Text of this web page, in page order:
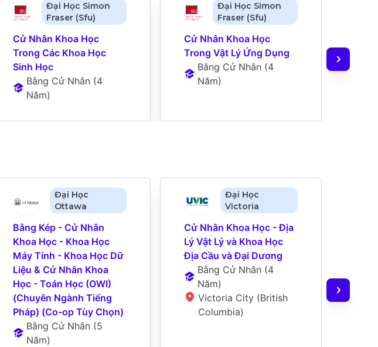
Đại Học Simon
Fraser (Sfu)
Cử Nhân Khoa Học
Trong Các Khoa Học
Sinh Học
Bằng Cử Nhân (4
Năm)
Đại Học Simon
Fraser (Sfu)
Cử Nhân Khoa Học
Trong Vật Lý Ứng Dụng
Bằng Cử Nhân (4
Năm)
Đại Học
Ottawa
Bằng Kép - Cử Nhân
Khoa Học - Khoa Học
Máy Tính - Khoa Học Dữ
Liệu & Cử Nhân Khoa
Học - Toán Học (OWI)
(Chuyên Ngành Tiếng
Pháp) (Co-op Tùy Chọn)
Bằng Cử Nhân (5
Năm)
Đại Học
Victoria
Cử Nhân Khoa Học - Địa
Lý Vật Lý và Khoa Học
Địa Cầu và Đại Dương
Bằng Cử Nhân (4
Năm)
Victoria City (British
Columbia)